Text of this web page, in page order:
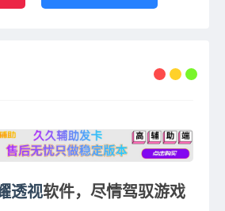
透视软件，尽情驾驭游戏